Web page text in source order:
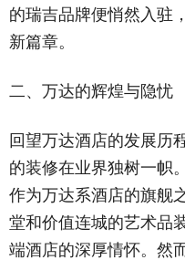
的瑞吉品牌便悄然入驻
新篇章。
二、万达的辉煌与隐忧
回望万达酒店的发展历
的装修在业界独树一帜
作为万达系酒店的旗舰
堂和价值连城的艺术品
端酒店的深厚情怀。然